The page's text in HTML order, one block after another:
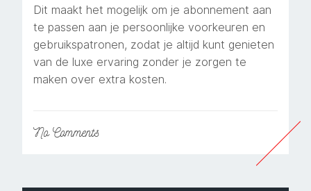
Dit maakt het mogelijk om je abonnement aan
te passen aan je persoonlijke voorkeuren en
gebruikspatronen, zodat je altijd kunt genieten
van de luxe ervaring zonder je zorgen te
maken over extra kosten.
NoComments